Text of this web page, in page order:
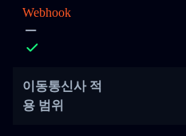
Webhook
이동통신사 적
용 범위